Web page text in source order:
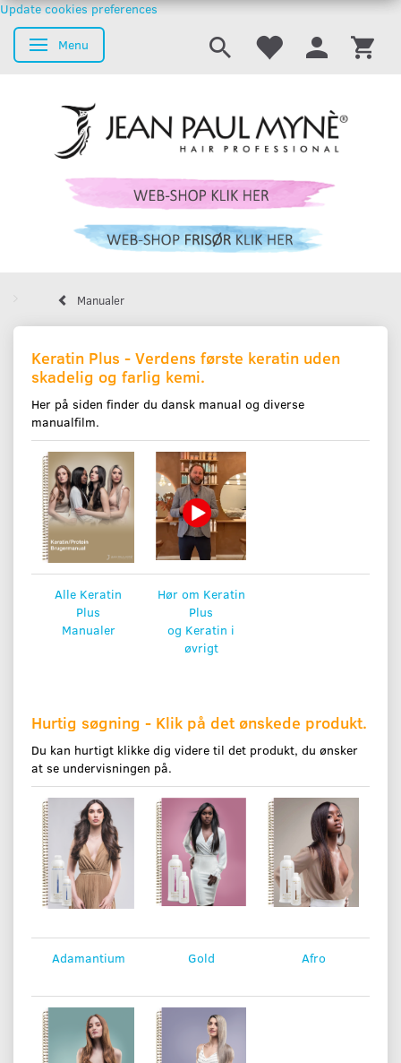
Update cookies preferences
Skifte navigation
Menu
Manualer
Keratin Plus - Verdens første keratin uden
skadelig og farlig kemi.
Her på siden finder du dansk manual og diverse
manualfilm.
Alle Keratin
Plus
Manualer
Hør om Keratin
Plus
og Keratin i
øvrigt
Hurtig søgning - Klik på det ønskede produkt.
Du kan hurtigt klikke dig videre til det produkt, du ønsker
at se undervisningen på.
Adamantium Gold Afro